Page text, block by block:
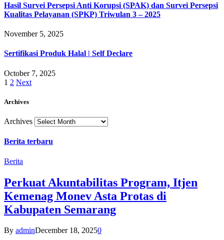
Hasil Survei Persepsi Anti Korupsi (SPAK) dan Survei Persepsi
Kualitas Pelayanan (SPKP) Triwulan 3 – 2025
November 5, 2025
Sertifikasi Produk Halal | Self Declare
October 7, 2025
1 2 Next
Archives
Archives
Berita terbaru
Berita
Perkuat Akuntabilitas Program, Itjen
Kemenag Monev Asta Protas di
Kabupaten Semarang
By adminDecember 18, 20250